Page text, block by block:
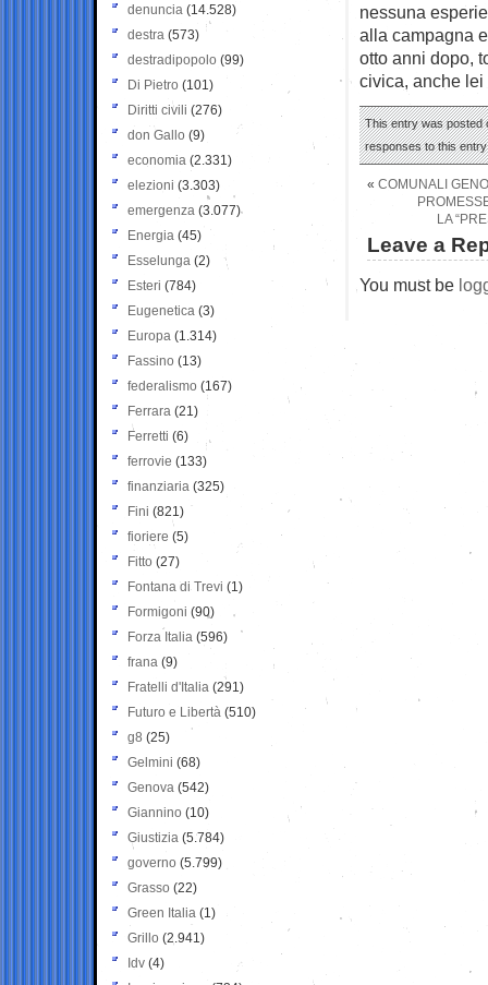
nessuna
alla campagna
otto anni dopo,
civica, anche
This entry was posted
responses to this
« COMUNALI
LA
Leave a
You must be
denuncia (14.528)
destra (573)
destradipopolo (99)
Di Pietro (101)
Diritti civili (276)
don Gallo (9)
economia (2.331)
elezioni (3.303)
emergenza (3.077)
Energia (45)
Esselunga (2)
Esteri (784)
Eugenetica (3)
Europa (1.314)
Fassino (13)
federalismo (167)
Ferrara (21)
Ferretti (6)
ferrovie (133)
finanziaria (325)
Fini (821)
fioriere (5)
Fitto (27)
Fontana di Trevi (1)
Formigoni (90)
Forza Italia (596)
frana (9)
Fratelli d'Italia (291)
Futuro e Libertà (510)
g8 (25)
Gelmini (68)
Genova (542)
Giannino (10)
Giustizia (5.784)
governo (5.799)
Grasso (22)
Green Italia (1)
Grillo (2.941)
Idv (4)